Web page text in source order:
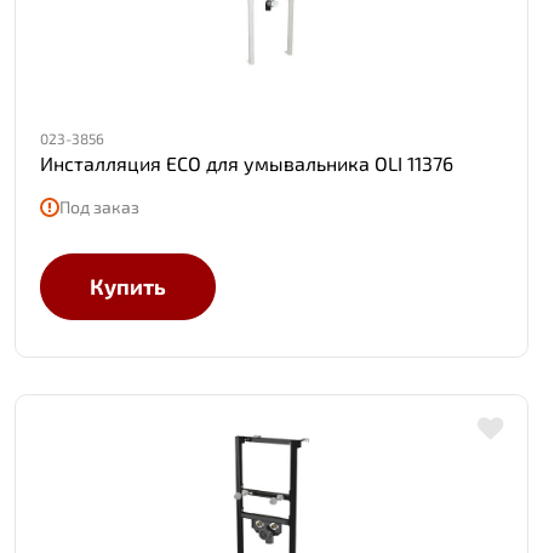
023-3856
Инсталляция ECO для умывальника OLI 11376
Под заказ
Купить